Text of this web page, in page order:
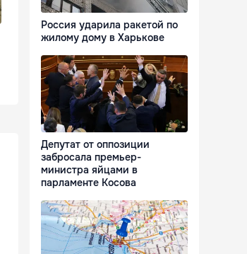
Россия ударила ракетой по
жилому дому в Харькове
Депутат от оппозиции
забросала премьер-
министра яйцами в
парламенте Косова